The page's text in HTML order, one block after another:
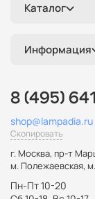
Каталог
Информация
8 (495)
shop@lampadia.ru
Скопировать
г. Москва, пр-т
м. Полежаевская,
Пн-Пт 10-20